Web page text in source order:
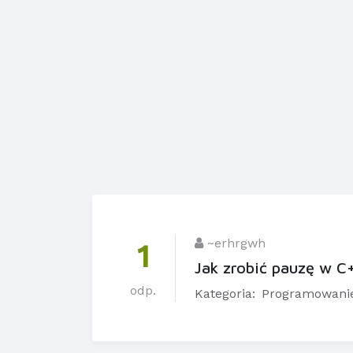
1
odp.
~erhrgwh
Jak zrobić pauzę w
Kategoria: